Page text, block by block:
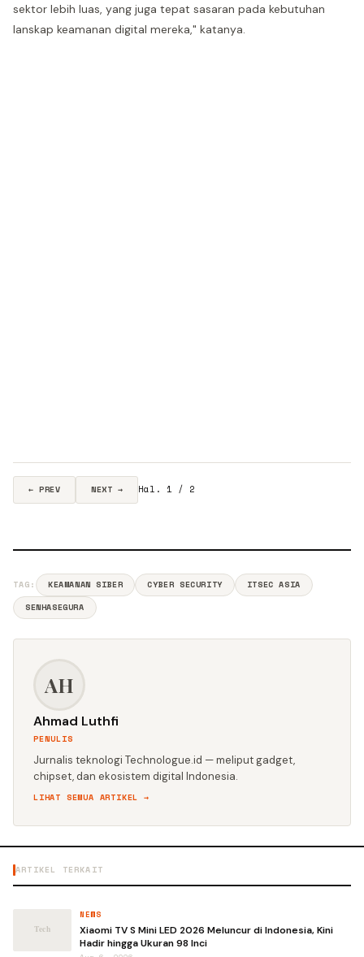
sektor lebih luas, yang juga tepat sasaran pada kebutuhan
lanskap keamanan digital mereka," katanya.
← PREV NEXT → Hal. 1 / 2
TAG: KEAMANAN SIBER CYBER SECURITY
ITSEC ASIA
SENHASEGURA
AH
Ahmad Luthfi
PENULIS
Jurnalis teknologi Technologue.id — meliput gadget,
chipset, dan ekosistem digital Indonesia.
LIHAT SEMUA ARTIKEL →
ARTIKEL TERKAIT
NEWS
Xiaomi TV S Mini LED 2026 Meluncur di Indonesia, Kini
Hadir hingga Ukuran 98 Inci